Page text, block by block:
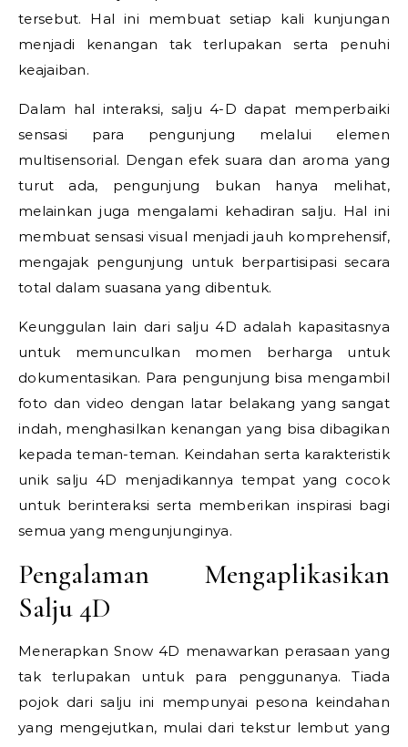
tersebut. Hal ini membuat setiap kali kunjungan
menjadi kenangan tak terlupakan serta penuhi
keajaiban.
Dalam hal interaksi, salju 4-D dapat memperbaiki
sensasi para pengunjung melalui elemen
multisensorial. Dengan efek suara dan aroma yang
turut ada, pengunjung bukan hanya melihat,
melainkan juga mengalami kehadiran salju. Hal ini
membuat sensasi visual menjadi jauh komprehensif,
mengajak pengunjung untuk berpartisipasi secara
total dalam suasana yang dibentuk.
Keunggulan lain dari salju 4D adalah kapasitasnya
untuk memunculkan momen berharga untuk
dokumentasikan. Para pengunjung bisa mengambil
foto dan video dengan latar belakang yang sangat
indah, menghasilkan kenangan yang bisa dibagikan
kepada teman-teman. Keindahan serta karakteristik
unik salju 4D menjadikannya tempat yang cocok
untuk berinteraksi serta memberikan inspirasi bagi
semua yang mengunjunginya.
Pengalaman Mengaplikasikan
Salju 4D
Menerapkan Snow 4D menawarkan perasaan yang
tak terlupakan untuk para penggunanya. Tiada
pojok dari salju ini mempunyai pesona keindahan
yang mengejutkan, mulai dari tekstur lembut yang